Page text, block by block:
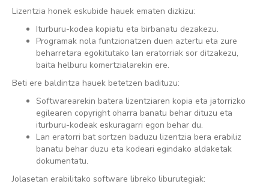
Lizentzia honek eskubide hauek ematen dizkizu:
Iturburu-kodea kopiatu eta birbanatu dezakezu.
Programak nola funtzionatzen duen aztertu eta zure
beharretara egokitutako lan eratorriak sor ditzakezu,
baita helburu komertzialarekin ere.
Beti ere baldintza hauek betetzen badituzu:
Softwarearekin batera lizentziaren kopia eta jatorrizko
egilearen copyright oharra banatu behar dituzu eta
iturburu-kodeak eskuragarri egon behar du.
Lan eratorri bat sortzen baduzu lizentzia bera erabiliz
banatu behar duzu eta kodeari egindako aldaketak
dokumentatu.
Jolasetan erabilitako software libreko liburutegiak: